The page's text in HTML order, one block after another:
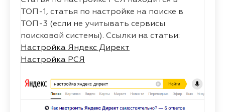
ТОП-1, статья по настройке на поиске в
ТОП-3 (если не учитывать сервисы
поисковой системы). Ссылки на статьи:
Настройка Яндекс Директ
Настройка РСЯ